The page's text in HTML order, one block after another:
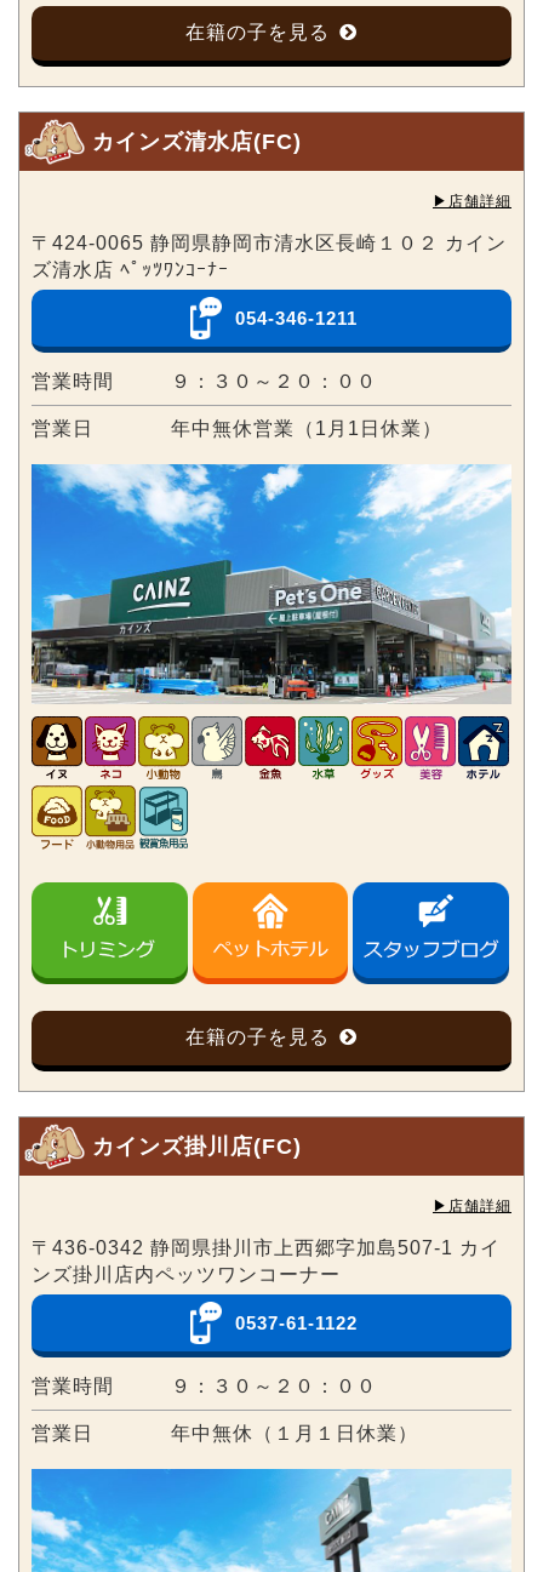
在籍の子を見る
カインズ清水店(FC)
▶︎店舗詳細
〒424-0065 静岡県静岡市清水区長崎１０２ カイン
ズ清水店 ﾍﾟｯﾂﾜﾝｺｰﾅｰ
054-346-1211
営業時間 ９：３０～２０：００
営業日 年中無休営業（1月1日休業）
在籍の子を見る
カインズ掛川店(FC)
▶︎店舗詳細
〒436-0342 静岡県掛川市上西郷字加島507-1 カイ
ンズ掛川店内ペッツワンコーナー
0537-61-1122
営業時間 ９：３０～２０：００
営業日 年中無休（１月１日休業）